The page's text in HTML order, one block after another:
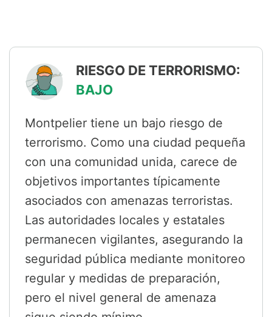
RIESGO DE TERRORISMO:
BAJO
Montpelier tiene un bajo riesgo de
terrorismo. Como una ciudad pequeña
con una comunidad unida, carece de
objetivos importantes típicamente
asociados con amenazas terroristas.
Las autoridades locales y estatales
permanecen vigilantes, asegurando la
seguridad pública mediante monitoreo
regular y medidas de preparación,
pero el nivel general de amenaza